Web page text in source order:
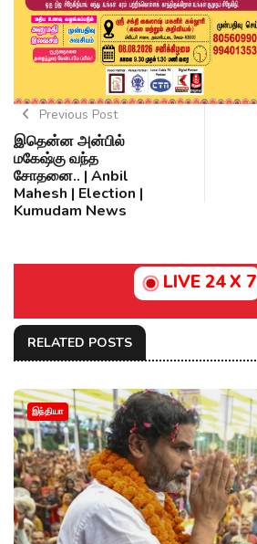
Previous Post
இதென்ன அன்பில்
மகேஷ்கு வந்த
சோதனை.. | Anbil
Mahesh | Election |
Kumudam News
LIVE 24 X 7
RELATED POSTS
இந்தியா